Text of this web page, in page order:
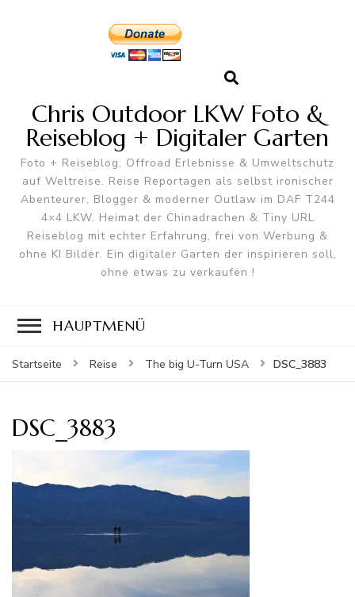
Chris Outdoor LKW Foto &
Reiseblog + Digitaler Garten
Foto + Reiseblog, Offroad Erlebnisse & Umweltschutz
auf Weltreise. Reise Reportagen als selbst ironischer
Abenteurer, Blogger & moderner Outlaw im DAF T244
4×4 LKW. Heimat der Chinadrachen & Tiny URL
Reiseblog mit echter Erfahrung, frei von Werbung &
ohne KI Bilder. Ein digitaler Garten der inspirieren soll,
ohne etwas zu verkaufen !
HAUPTMENÜ
Startseite Reise The big U-Turn USA DSC_3883
DSC_3883